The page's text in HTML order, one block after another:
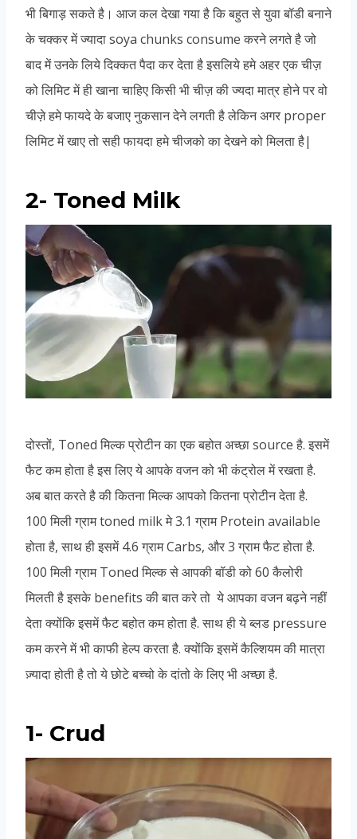
भी बिगाड़ सकते है। आज कल देखा गया है कि बहुत से युवा बॉडी बनाने
के चक्कर में ज्यादा soya chunks consume करने लगते है जो
बाद में उनके लिये दिक्कत पैदा कर देता है इसलिये हमे अहर एक चीज़
को लिमिट में ही खाना चाहिए किसी भी चीज़ की ज्यदा मात्र होने पर वो
चीज़े हमे फायदे के बजाए नुकसान देने लगती है लेकिन अगर proper
लिमिट में खाए तो सही फायदा हमे चीजको का देखने को मिलता है|
2- Toned Milk
दोस्तों, Toned मिल्क प्रोटीन का एक बहोत अच्छा source है. इसमें
फैट कम होता है इस लिए ये आपके वजन को भी कंट्रोल में रखता है.
अब बात करते है की कितना मिल्क आपको कितना प्रोटीन देता है.
100 मिली ग्राम toned milk मे 3.1 ग्राम Protein available
होता है, साथ ही इसमें 4.6 ग्राम Carbs, और 3 ग्राम फैट होता है.
100 मिली ग्राम Toned मिल्क से आपकी बॉडी को 60 कैलोरी
मिलती है इसके benefits की बात करे तो ये आपका वजन बढ़ने नहीं
देता क्योंकि इसमें फैट बहोत कम होता है. साथ ही ये ब्लड pressure
कम करने में भी काफी हेल्प करता है. क्योंकि इसमें कैल्शियम की मात्रा
ज़्यादा होती है तो ये छोटे बच्चो के दांतो के लिए भी अच्छा है.
1- Crud